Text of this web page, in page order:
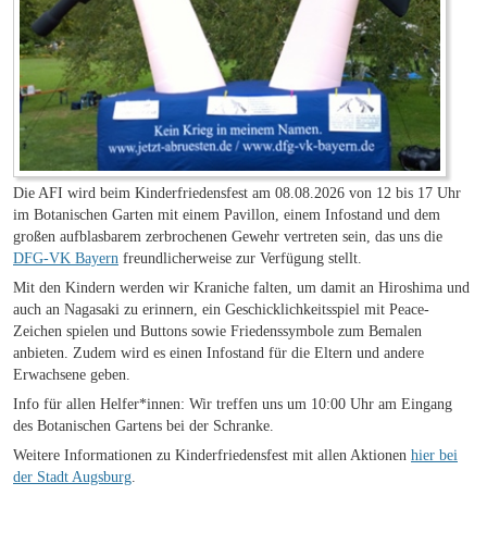
Die AFI wird beim Kinderfriedensfest am 08.08.2026 von 12 bis 17 Uhr
im Botanischen Garten mit einem Pavillon, einem Infostand und dem
großen aufblasbarem zerbrochenen Gewehr vertreten sein, das uns die
DFG-VK Bayern freundlicherweise zur Verfügung stellt.
Mit den Kindern werden wir Kraniche falten, um damit an Hiroshima und
auch an Nagasaki zu erinnern, ein Geschicklichkeitsspiel mit Peace-
Zeichen spielen und Buttons sowie Friedenssymbole zum Bemalen
anbieten. Zudem wird es einen Infostand für die Eltern und andere
Erwachsene geben.
Info für allen Helfer*innen: Wir treffen uns um 10:00 Uhr am Eingang
des Botanischen Gartens bei der Schranke.
Weitere Informationen zu Kinderfriedensfest mit allen Aktionen hier bei
der Stadt Augsburg